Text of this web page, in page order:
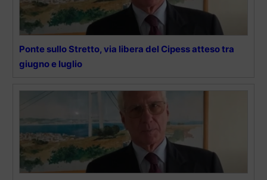
Ponte sullo Stretto, via libera del Cipess atteso tra
giugno e luglio